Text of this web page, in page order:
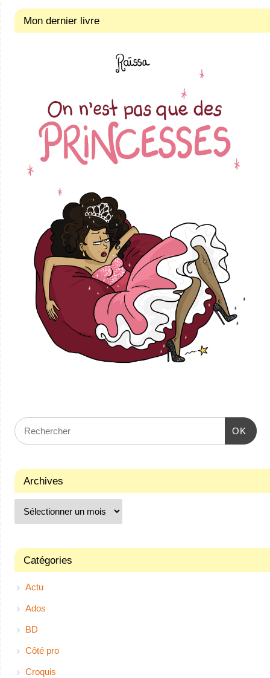
Mon dernier livre
OK
Archives
Catégories
Actu
Ados
BD
Côté pro
Croquis